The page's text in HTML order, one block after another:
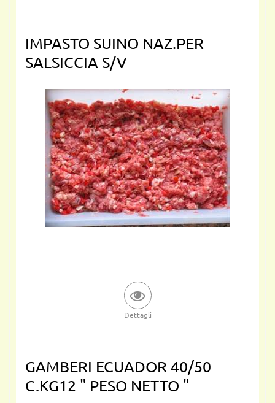
IMPASTO SUINO NAZ.PER
SALSICCIA S/V
Dettagli
GAMBERI ECUADOR 40/50
C.KG12 " PESO NETTO "